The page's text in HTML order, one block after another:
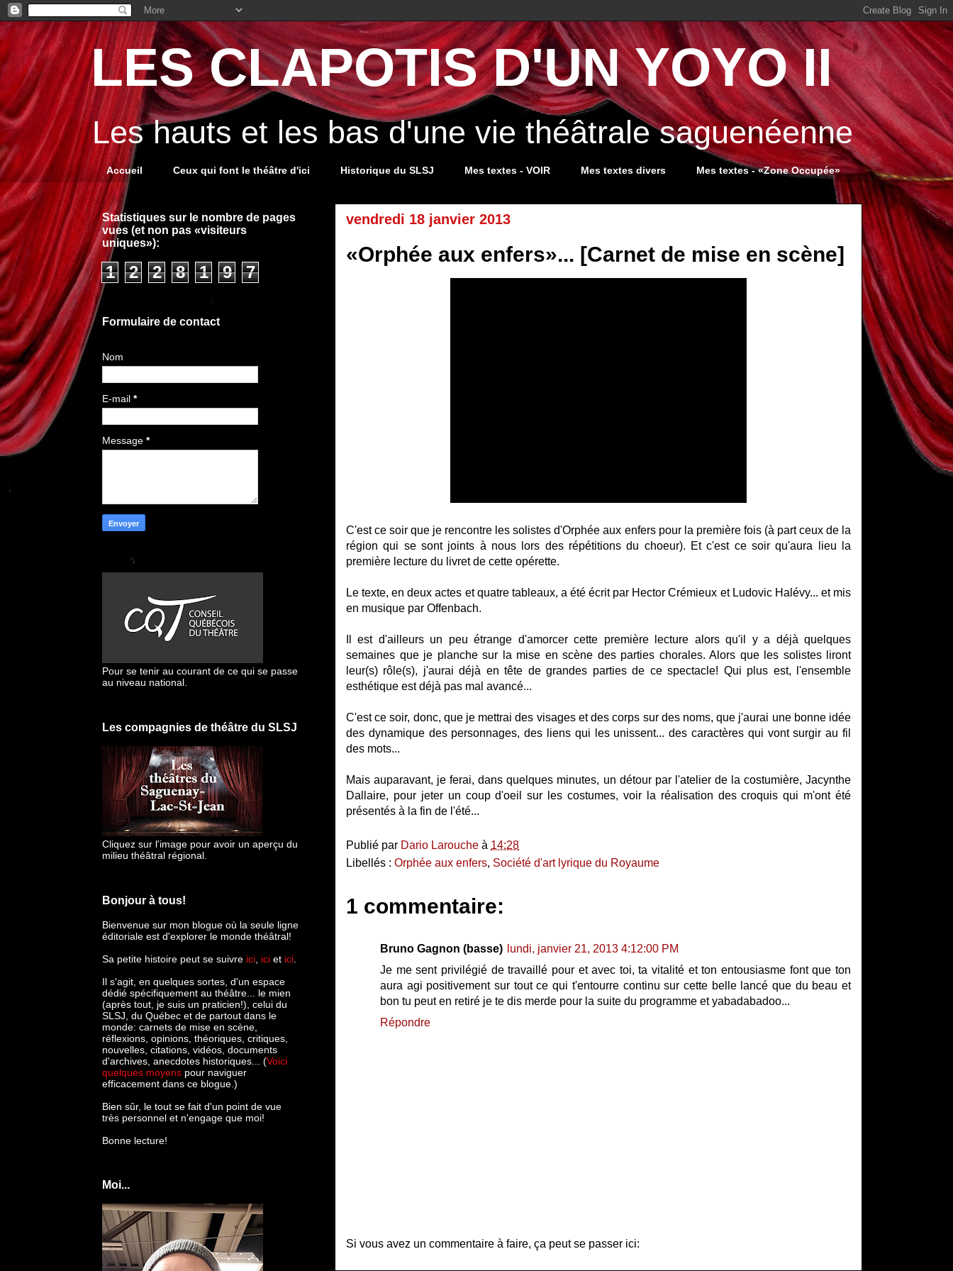
LES CLAPOTIS D'UN YOYO II
Les hauts et les bas d'une vie théâtrale saguenéenne
Accueil Ceux qui font le théâtre d'ici Historique du SLSJ Mes textes - VOIR Mes textes divers Mes textes - «Zone Occupée»
vendredi 18 janvier 2013
«Orphée aux enfers»... [Carnet de mise en scène]
C'est ce soir que je rencontre les solistes d'Orphée aux enfers pour la première fois (à part ceux de la
région qui se sont joints à nous lors des répétitions du choeur). Et c'est ce soir qu'aura lieu la
première lecture du livret de cette opérette.
Le texte, en deux actes et quatre tableaux, a été écrit par Hector Crémieux et Ludovic Halévy... et mis
en musique par Offenbach.
Il est d'ailleurs un peu étrange d'amorcer cette première lecture alors qu'il y a déjà quelques
semaines que je planche sur la mise en scène des parties chorales. Alors que les solistes liront
leur(s) rôle(s), j'aurai déjà en tête de grandes parties de ce spectacle! Qui plus est, l'ensemble
esthétique est déjà pas mal avancé...
C'est ce soir, donc, que je mettrai des visages et des corps sur des noms, que j'aurai une bonne idée
des dynamique des personnages, des liens qui les unissent... des caractères qui vont surgir au fil
des mots...
Mais auparavant, je ferai, dans quelques minutes, un détour par l'atelier de la costumière, Jacynthe
Dallaire, pour jeter un coup d'oeil sur les costumes, voir la réalisation des croquis qui m'ont été
présentés à la fin de l'été...
Publié par Dario Larouche à 14:28
Libellés : Orphée aux enfers, Société d'art lyrique du Royaume
1 commentaire:
Bruno Gagnon (basse)
lundi, janvier 21, 2013 4:12:00 PM
Je me sent privilégié de travaillé pour et avec toi, ta vitalité et ton entousiasme font que ton
aura agi positivement sur tout ce qui t'entourre continu sur cette belle lancé que du beau et
bon tu peut en retiré je te dis merde pour la suite du programme et yabadabadoo...
Répondre
Si vous avez un commentaire à faire, ça peut se passer ici:
Statistiques sur le nombre de pages
vues (et non pas «visiteurs
uniques»):
1 2 2 8 1 9 7
Formulaire de contact
Nom
E-mail *
Message *
Pour se tenir au courant de ce qui se passe
au niveau national.
Les compagnies de théâtre du SLSJ
Cliquez sur l'image pour avoir un aperçu du
milieu théâtral régional.
Bonjour à tous!
Bienvenue sur mon blogue où la seule ligne
éditoriale est d'explorer le monde théâtral!
Sa petite histoire peut se suivre ici ici et ici
Il s'agit, en quelques sortes, d'un espace
dédié spécifiquement au théâtre... le mien
(après tout, je suis un praticien!), celui du
SLSJ, du Québec et de partout dans le
monde: carnets de mise en scène,
réflexions, opinions, théoriques, critiques,
nouvelles, citations, vidéos, documents
d'archives, anecdotes historiques... (Voici
quelques moyens pour naviguer
efficacement dans ce blogue.)
Bien sûr, le tout se fait d'un point de vue
très personnel et n'engage que moi!
Bonne lecture!
Moi...